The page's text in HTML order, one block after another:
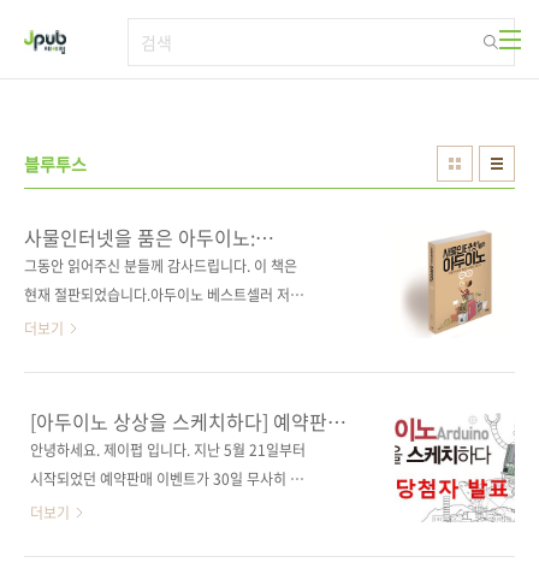
블루투스
사물인터넷을 품은 아두이노:
사물인터넷에 필요한 연결의 모든 것
그동안 읽어주신 분들께 감사드립니다. 이 책은
현재 절판되었습니다.아두이노 베스트셀러 저자
가 공개하는 사물인터넷을 위한 아두이노! 출판
(188*245*26)제 본 무선(soft cover)정 가
30,000원ISBN 979-11-85890-40-1 (93000)
키워드 사물인터넷 / IoT / 아두이노 / 마이크로
러 / 아두이노 관련 사이트■ 저자 운영 카페(독
자 Q&A 제공) 관련 포스트■ 2016/01/13 - [출
더보기
[아두이노 상상을 스케치하다] 예약판매
이벤트 당첨자 발표
안녕하세요. 제이펍 입니다. 지난 5월 21일부터
시작되었던 예약판매 이벤트가 30일 무사히 마
감되었습니다. 많이 성원해 주셨음에도 불구하
더보기